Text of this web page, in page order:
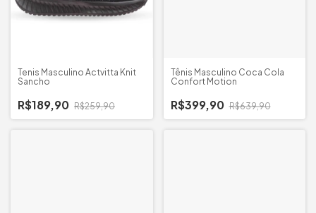
Tenis Masculino Actvitta Knit
Sancho
R$189,90 R$259,90
Tênis Masculino Coca Cola
Confort Motion
R$399,90 R$639,90